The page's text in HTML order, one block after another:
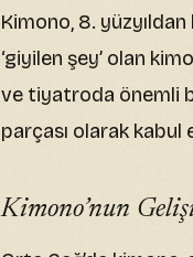
Kimono, 8.
‘giyilen şey’ olan
ve tiyatroda önemli
parçası olarak kabul
Kimono’nun